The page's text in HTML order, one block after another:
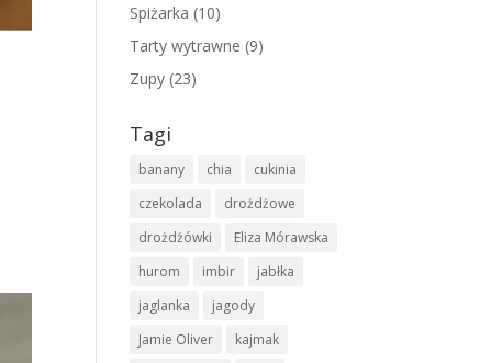
Spiżarka (10)
Tarty wytrawne (9)
Zupy (23)
Tagi
banany chia
cukinia
czekolada
drożdżowe
drożdżówki
Eliza Mórawska
hurom
imbir
jabłka
jaglanka
jagody
Jamie Oliver
kajmak